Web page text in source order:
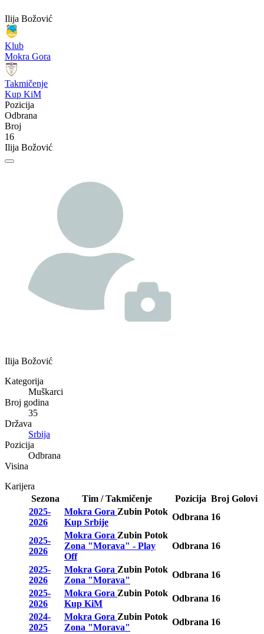
Ilija Božović
Klub
Mokra Gora
Takmičenje
Kup KiM
Pozicija
Odbrana
Broj
16
Ilija Božović
Ilija Božović
Kategorija
Muškarci
Broj godina
35
Država
Srbija
Pozicija
Odbrana
Visina
Karijera
Sezona
Tim / Takmičenje Pozicija Broj Golovi
2025-
2026
Mokra Gora Zubin Potok
Kup Srbije
Odbrana 16
2025-
2026
Mokra Gora Zubin Potok
Zona "Morava" - Play
Off
Odbrana 16
2025-
2026
Mokra Gora Zubin Potok
Zona "Morava"
Odbrana 16
2025-
2026
Mokra Gora Zubin Potok
Kup KiM
Odbrana 16
2024-
2025
Mokra Gora Zubin Potok
Zona "Morava"
Odbrana 16